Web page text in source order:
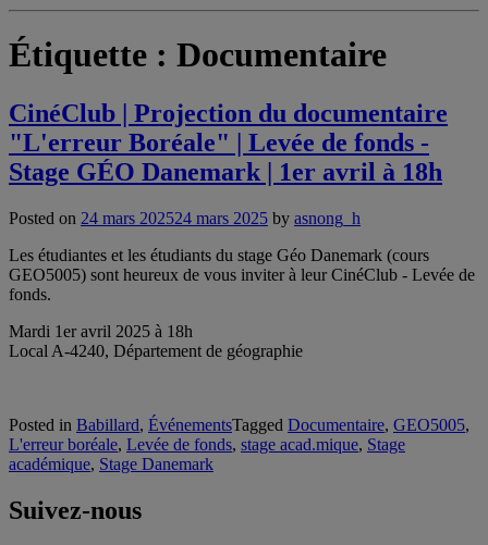
Étiquette : Documentaire
CinéClub | Projection du documentaire
"L'erreur Boréale" | Levée de fonds -
Stage GÉO Danemark | 1er avril à 18h
Posted on 24 mars 202524 mars 2025 by asnong_h
Les étudiantes et les étudiants du stage Géo Danemark (cours
GEO5005) sont heureux de vous inviter à leur CinéClub - Levée de
fonds.
Mardi 1er avril 2025 à 18h
Local A-4240, Département de géographie
Posted in Babillard, ÉvénementsTagged Documentaire, GEO5005,
L'erreur boréale, Levée de fonds, stage acad.mique, Stage
académique, Stage Danemark
Suivez-nous